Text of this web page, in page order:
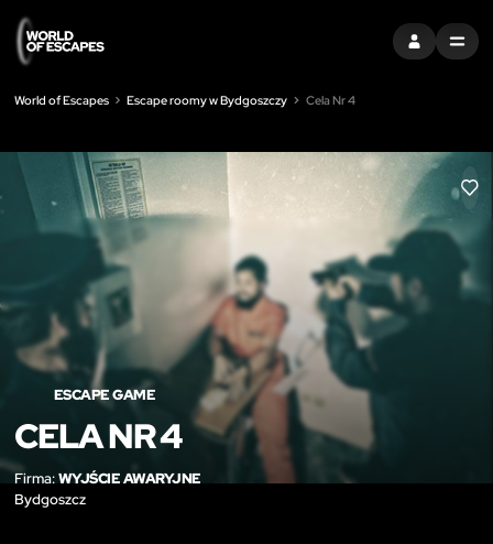
ZALOGUJ SIĘ
MENU
World of Escapes Escape roomy w Bydgoszczy Cela Nr 4
LIKE
ESCAPE GAME
CELA NR 4
Firma:WYJŚCIE AWARYJNE
Bydgoszcz